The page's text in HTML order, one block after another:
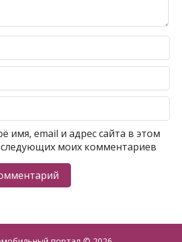
имя, email и адрес сайта в этом
моих комментариев